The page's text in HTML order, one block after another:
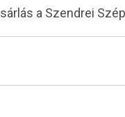
a Szendrei